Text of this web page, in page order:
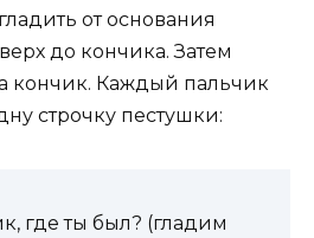
от основания
до кончика. Затем
кончик. Каждый пальчик
строчку пестушки:
где ты был? (гладим